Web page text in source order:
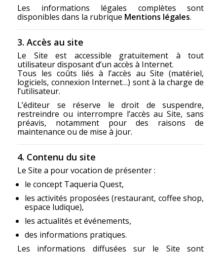
Les informations légales complètes sont
disponibles dans la rubrique Mentions légales.
3. Accès au site
Le Site est accessible gratuitement à tout
utilisateur disposant d’un accès à Internet.
Tous les coûts liés à l’accès au Site (matériel,
logiciels, connexion Internet…) sont à la charge de
l’utilisateur.
L’éditeur se réserve le droit de suspendre,
restreindre ou interrompre l’accès au Site, sans
préavis, notamment pour des raisons de
maintenance ou de mise à jour.
4. Contenu du site
Le Site a pour vocation de présenter :
le concept Taqueria Quest,
les activités proposées (restaurant, coffee shop,
espace ludique),
les actualités et événements,
des informations pratiques.
Les informations diffusées sur le Site sont